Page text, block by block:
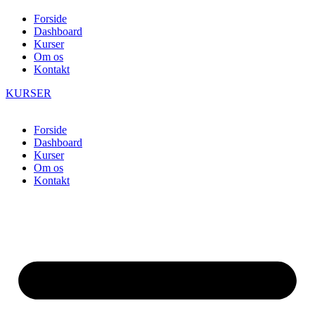
Forside
Dashboard
Kurser
Om os
Kontakt
KURSER
Forside
Dashboard
Kurser
Om os
Kontakt